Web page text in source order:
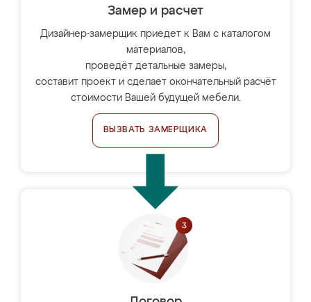
Замер и расчет
Дизайнер-замерщик приедет к Вам с каталогом
материалов,
проведёт детальные замеры,
составит проект и сделает окончательный расчёт
стоимости Вашей будущей мебели.
ВЫЗВАТЬ ЗАМЕРЩИКА